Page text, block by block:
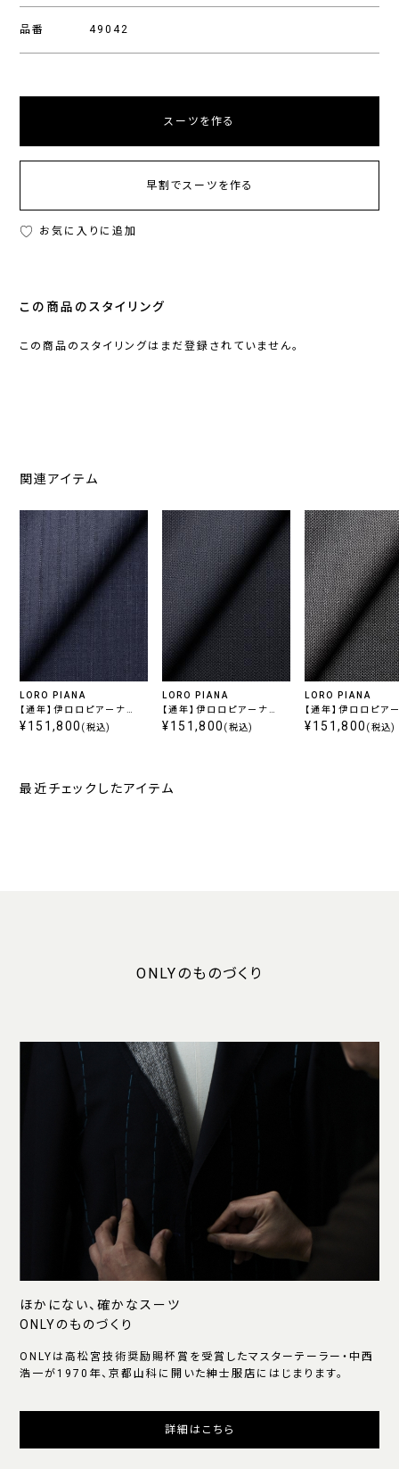
品番 49042
スーツを作る
早割でスーツを作る
お気に入りに追加
この商品のスタイリング
この商品のスタイリングはまだ登録されていません。
関連アイテム
LORO PIANA
【通年】伊ロロピアーナ
365 スーパー130's ブル
¥151,800 (税込)
LORO PIANA
【通年】伊ロロピアーナ
365 スーパー130's ネイ
¥151,800 (税込)
LORO PIANA
【通年】伊ロロピア
365 スーパー
¥151,800 (税込)
最近チェックしたアイテム
ONLYのものづくり
ほかにない、確かなスーツ
ONLYのものづくり
ONLYは高松宮技術奨励賜杯賞を受賞したマスターテーラー・中西
浩一が1970年、京都山科に開いた紳士服店にはじまります。
詳細はこちら